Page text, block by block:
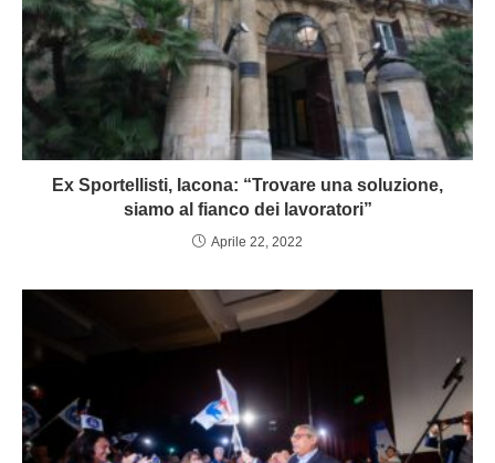
Ex Sportellisti, Iacona: “Trovare una soluzione,
siamo al fianco dei lavoratori”
Aprile 22, 2022